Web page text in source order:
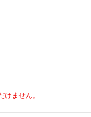
けません。